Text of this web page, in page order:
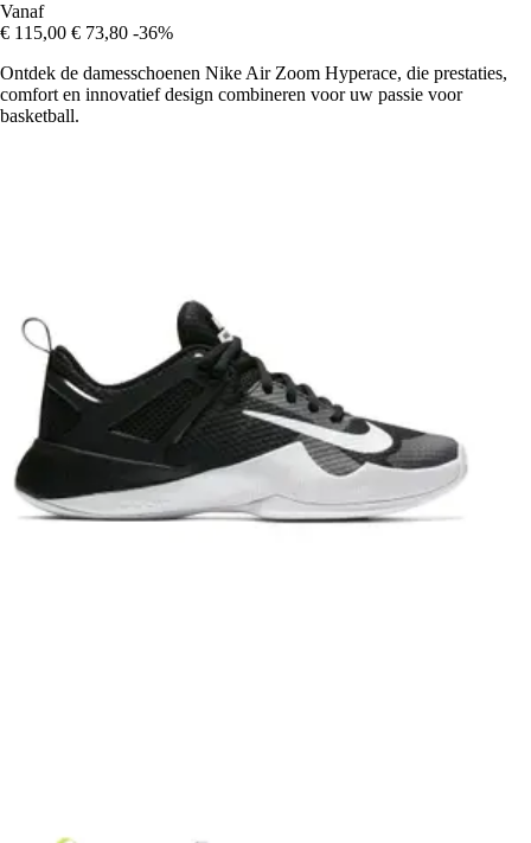
Vanaf
€ 115,00 € 73,80 -36%
Ontdek de damesschoenen Nike Air Zoom Hyperace, die prestaties,
comfort en innovatief design combineren voor uw passie voor
basketball.